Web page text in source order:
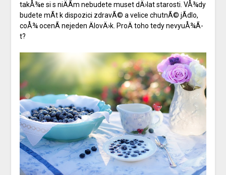
takÅ¾e si s niÄÃ­m nebudete muset dÄ›lat starosti. VÅ¾dy
budete mÃ­t k dispozici zdravÃ© a velice chutnÃ© jÃ­dlo,
coÅ¾ ocenÃ­ nejeden ÄlovÄ›k. ProÄ toho tedy nevyuÅ¾Ã­
t?